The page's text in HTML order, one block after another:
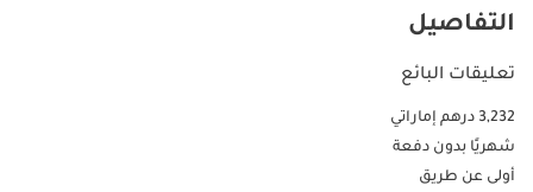
التفاصيل
تعليقات البائع
3,232 درهم إماراتي
شهريًا بدون دفعة
أولى عن طريق